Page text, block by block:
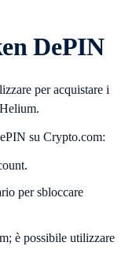
DePIN
per acquistare i
su Crypto.com:
per sbloccare
è possibile utilizzare